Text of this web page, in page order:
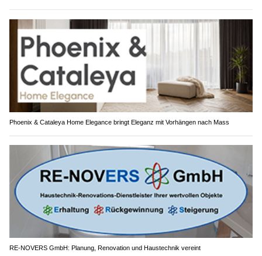
Phoenix & Cataleya Home Elegance bringt Eleganz mit Vorhängen nach Mass
RE-NOVERS GmbH: Planung, Renovation und Haustechnik vereint